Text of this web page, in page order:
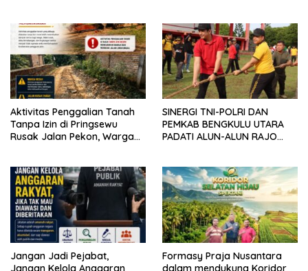
Masyarakat
Aktivitas Penggalian Tanah
Tanpa Izin di Pringsewu
Rusak Jalan Pekon, Warga
SINERGI TNI-POLRI DAN
PEMKAB BENGKULU UTARA
PADATI ALUN-ALUN RAJO
Jangan Jadi Pejabat,
Jangan Kelola Anggaran
Formasy Praja Nusantara
dalam mendukung Koridor